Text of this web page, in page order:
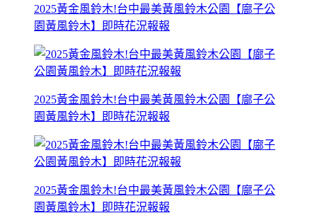
2025黃金風鈴木!台中最美黃風鈴木公園【廍子公
園黃風鈴木】即時花況報報
2025黃金風鈴木!台中最美黃風鈴木公園【廍子公
園黃風鈴木】即時花況報報
2025黃金風鈴木!台中最美黃風鈴木公園【廍子公
園黃風鈴木】即時花況報報